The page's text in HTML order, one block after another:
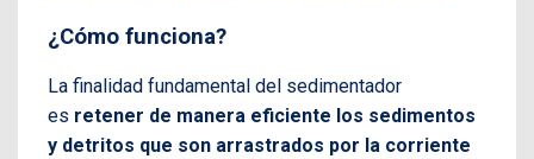
¿Cómo funciona?
La finalidad fundamental del sedimentador
es retener de manera eficiente los sedimentos
y detritos que son arrastrados por la corriente